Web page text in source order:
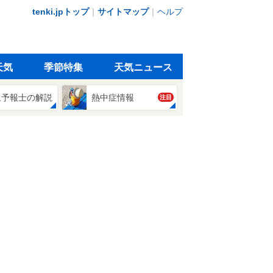
tenki.jpトップ｜ サイトマップ｜ ヘルプ
気 季節特集 天気ニュース
報士の解説 熱中症情報 注目